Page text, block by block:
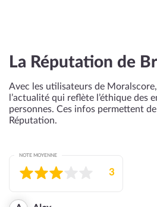
La Réputation de
Avec les utilisateurs de
l’actualité qui reflète l’éthique des
personnes. Ces infos permettent
Réputation.
NOTE MOYENNE
3